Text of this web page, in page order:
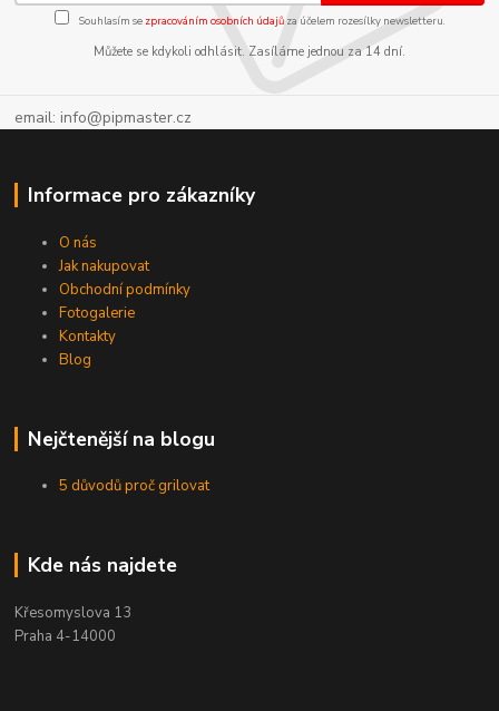
Souhlasím se zpracováním osobních údajůza účelem rozesílky newsletteru.
Můžete se kdykoli odhlásit. Zasíláme jednou za 14 dní.
email: info@pipmaster.cz
Informace pro zákazníky
O nás
Jak nakupovat
Obchodní podmínky
Fotogalerie
Kontakty
Blog
Nejčtenější na blogu
5 důvodů proč grilovat
Kde nás najdete
Křesomyslova 13
Praha 4-14000